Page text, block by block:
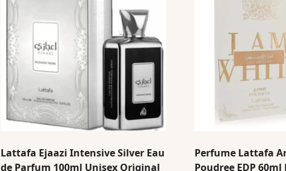
Lattafa Ejaazi Intensive Silver Eau
de Parfum 100ml Unisex Original
Perfume Lattafa
Poudree EDP